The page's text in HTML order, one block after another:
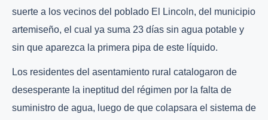
suerte a los vecinos del poblado El Lincoln, del municipio
artemiseño, el cual ya suma 23 días sin agua potable y
sin que aparezca la primera pipa de este líquido.
Los residentes del asentamiento rural catalogaron de
desesperante la ineptitud del régimen por la falta de
suministro de agua, luego de que colapsara el sistema de